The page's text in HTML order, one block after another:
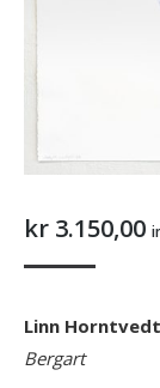
kr 3.150,00
Linn Horntvedt
Bergart